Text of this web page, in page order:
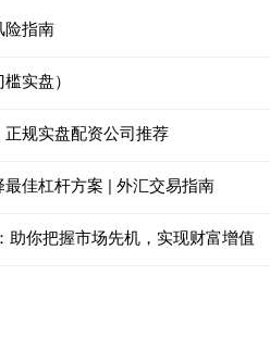
险指南
实盘）
规实盘配资公司推荐
佳杠杆方案 | 外汇交易指南
助你把握市场先机，实现财富增值